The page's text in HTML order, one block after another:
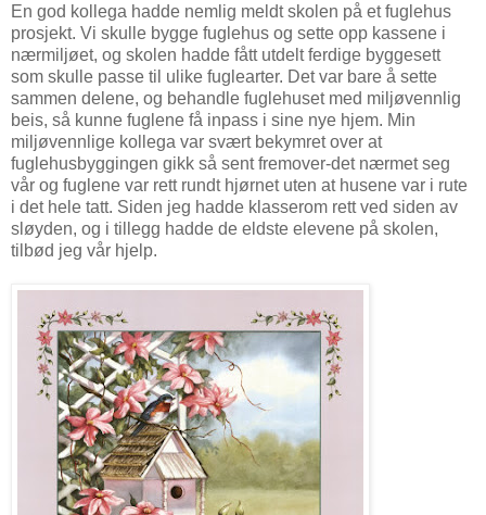
En god kollega hadde nemlig meldt skolen på et fuglehus
prosjekt. Vi skulle bygge fuglehus og sette opp kassene i
nærmiljøet, og skolen hadde fått utdelt ferdige byggesett
som skulle passe til ulike fuglearter. Det var bare å sette
sammen delene, og behandle fuglehuset med miljøvennlig
beis, så kunne fuglene få inpass i sine nye hjem. Min
miljøvennlige kollega var svært bekymret over at
fuglehusbyggingen gikk så sent fremover-det nærmet seg
vår og fuglene var rett rundt hjørnet uten at husene var i rute
i det hele tatt. Siden jeg hadde klasserom rett ved siden av
sløyden, og i tillegg hadde de eldste elevene på skolen,
tilbød jeg vår hjelp.